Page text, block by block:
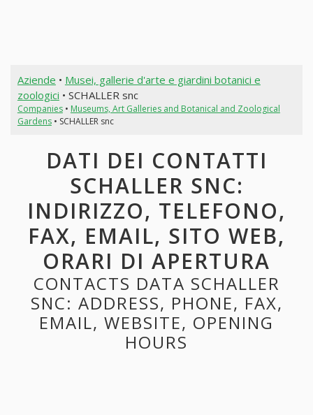
Aziende • Musei, gallerie d'arte e giardini botanici e
zoologici • SCHALLER snc
Companies• Museums, Art Galleries and Botanical and Zoological
Gardens• SCHALLER snc
DATI DEI CONTATTI
SCHALLER SNC:
INDIRIZZO, TELEFONO,
FAX, EMAIL, SITO WEB,
ORARI DI APERTURA
CONTACTS DATA SCHALLER
SNC: ADDRESS, PHONE, FAX,
EMAIL, WEBSITE, OPENING
HOURS